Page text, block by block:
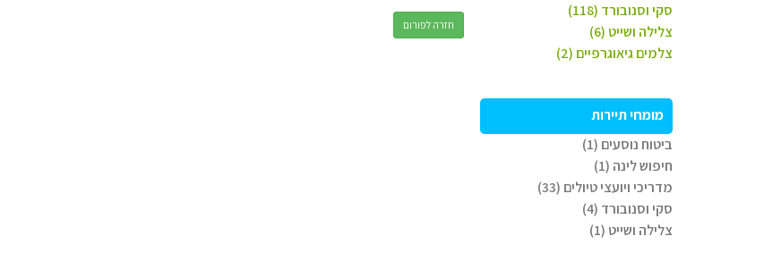
סקי וסנובורד (118)
צלילה ושייט (6)
צלמים גיאוגרפיים (2)
מומחי תיירות
ביטוח נוסעים (1)
חיפוש לינה (1)
מדריכי ויועצי טיולים (33)
סקי וסנובורד (4)
צלילה ושייט (1)
חזרה לפורום